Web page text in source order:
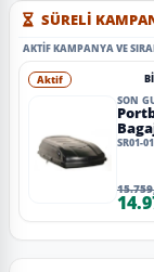
SÜRELİ
AKTIF KAMPANYA VE
Aktif
SON
SR01-01